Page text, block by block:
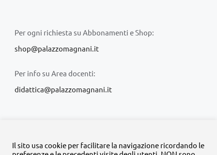
Per ogni richiesta su Abbonamenti e Shop:
shop@palazzomagnani.it
Per info su Area docenti:
didattica@palazzomagnani.it
Il sito usa cookie per facilitare la navigazione ricordando le